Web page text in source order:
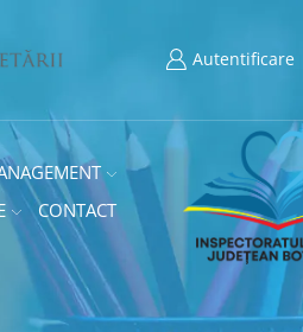
Autentificare
CONTACT